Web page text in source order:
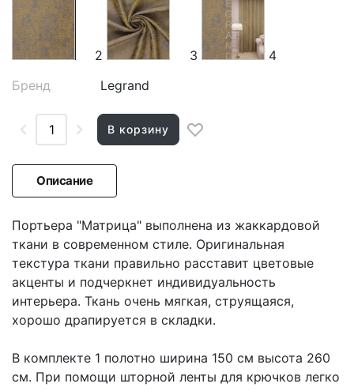
2 3
4
Бренд
Legrand
В корзину
Описание
Портьера "Матрица" выполнена из жаккардовой
ткани в современном стиле. Оригинальная
текстура ткани правильно расставит цветовые
акценты и подчеркнет индивидуальность
интерьера. Ткань очень мягкая, струящаяся,
хорошо драпируется в складки.
В комплекте 1 полотно ширина 150 см высота 260
см. При помощи шторной ленты для крючков легко